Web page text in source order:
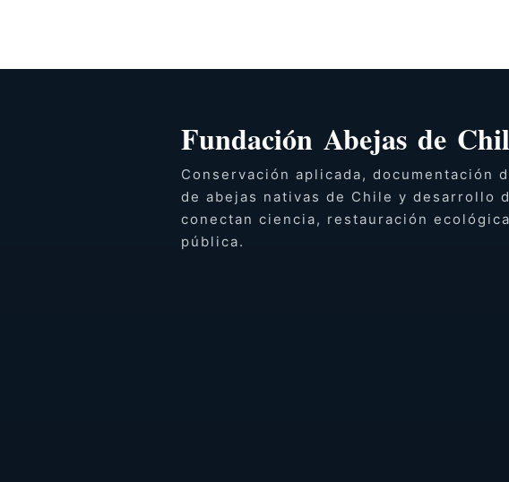
Fundación Abejas de
Conservación aplicada, documentación
de abejas nativas de Chile y desarrollo
conectan ciencia, restauración
pública.